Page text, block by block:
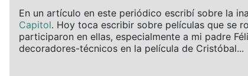
En un artículo en este periódico escribí sobre la
Capitol. Hoy toca escribir sobre películas que se
participaron en ellas, especialmente a mi padre
decoradores-técnicos en la película de Cristóbal...